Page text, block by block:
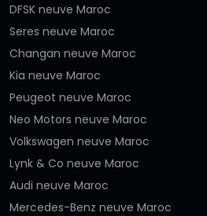
DFSK neuve Maroc
Seres neuve Maroc
Changan neuve Maroc
Kia neuve Maroc
Peugeot neuve Maroc
Neo Motors neuve Maroc
Volkswagen neuve Maroc
Lynk & Co neuve Maroc
Audi neuve Maroc
Mercedes-Benz neuve Maroc